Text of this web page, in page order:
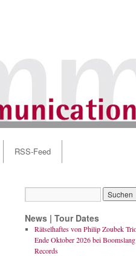
RSS-Feed
News | Tour Dates
Rätselhaftes von Philip Zoubek
Ende Oktober 2026 bei Boomslang
Records